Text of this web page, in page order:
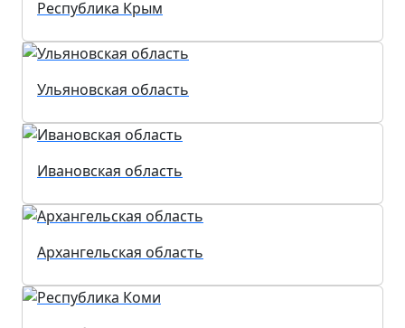
Республика Крым
Ульяновская область
Ивановская область
Архангельская область